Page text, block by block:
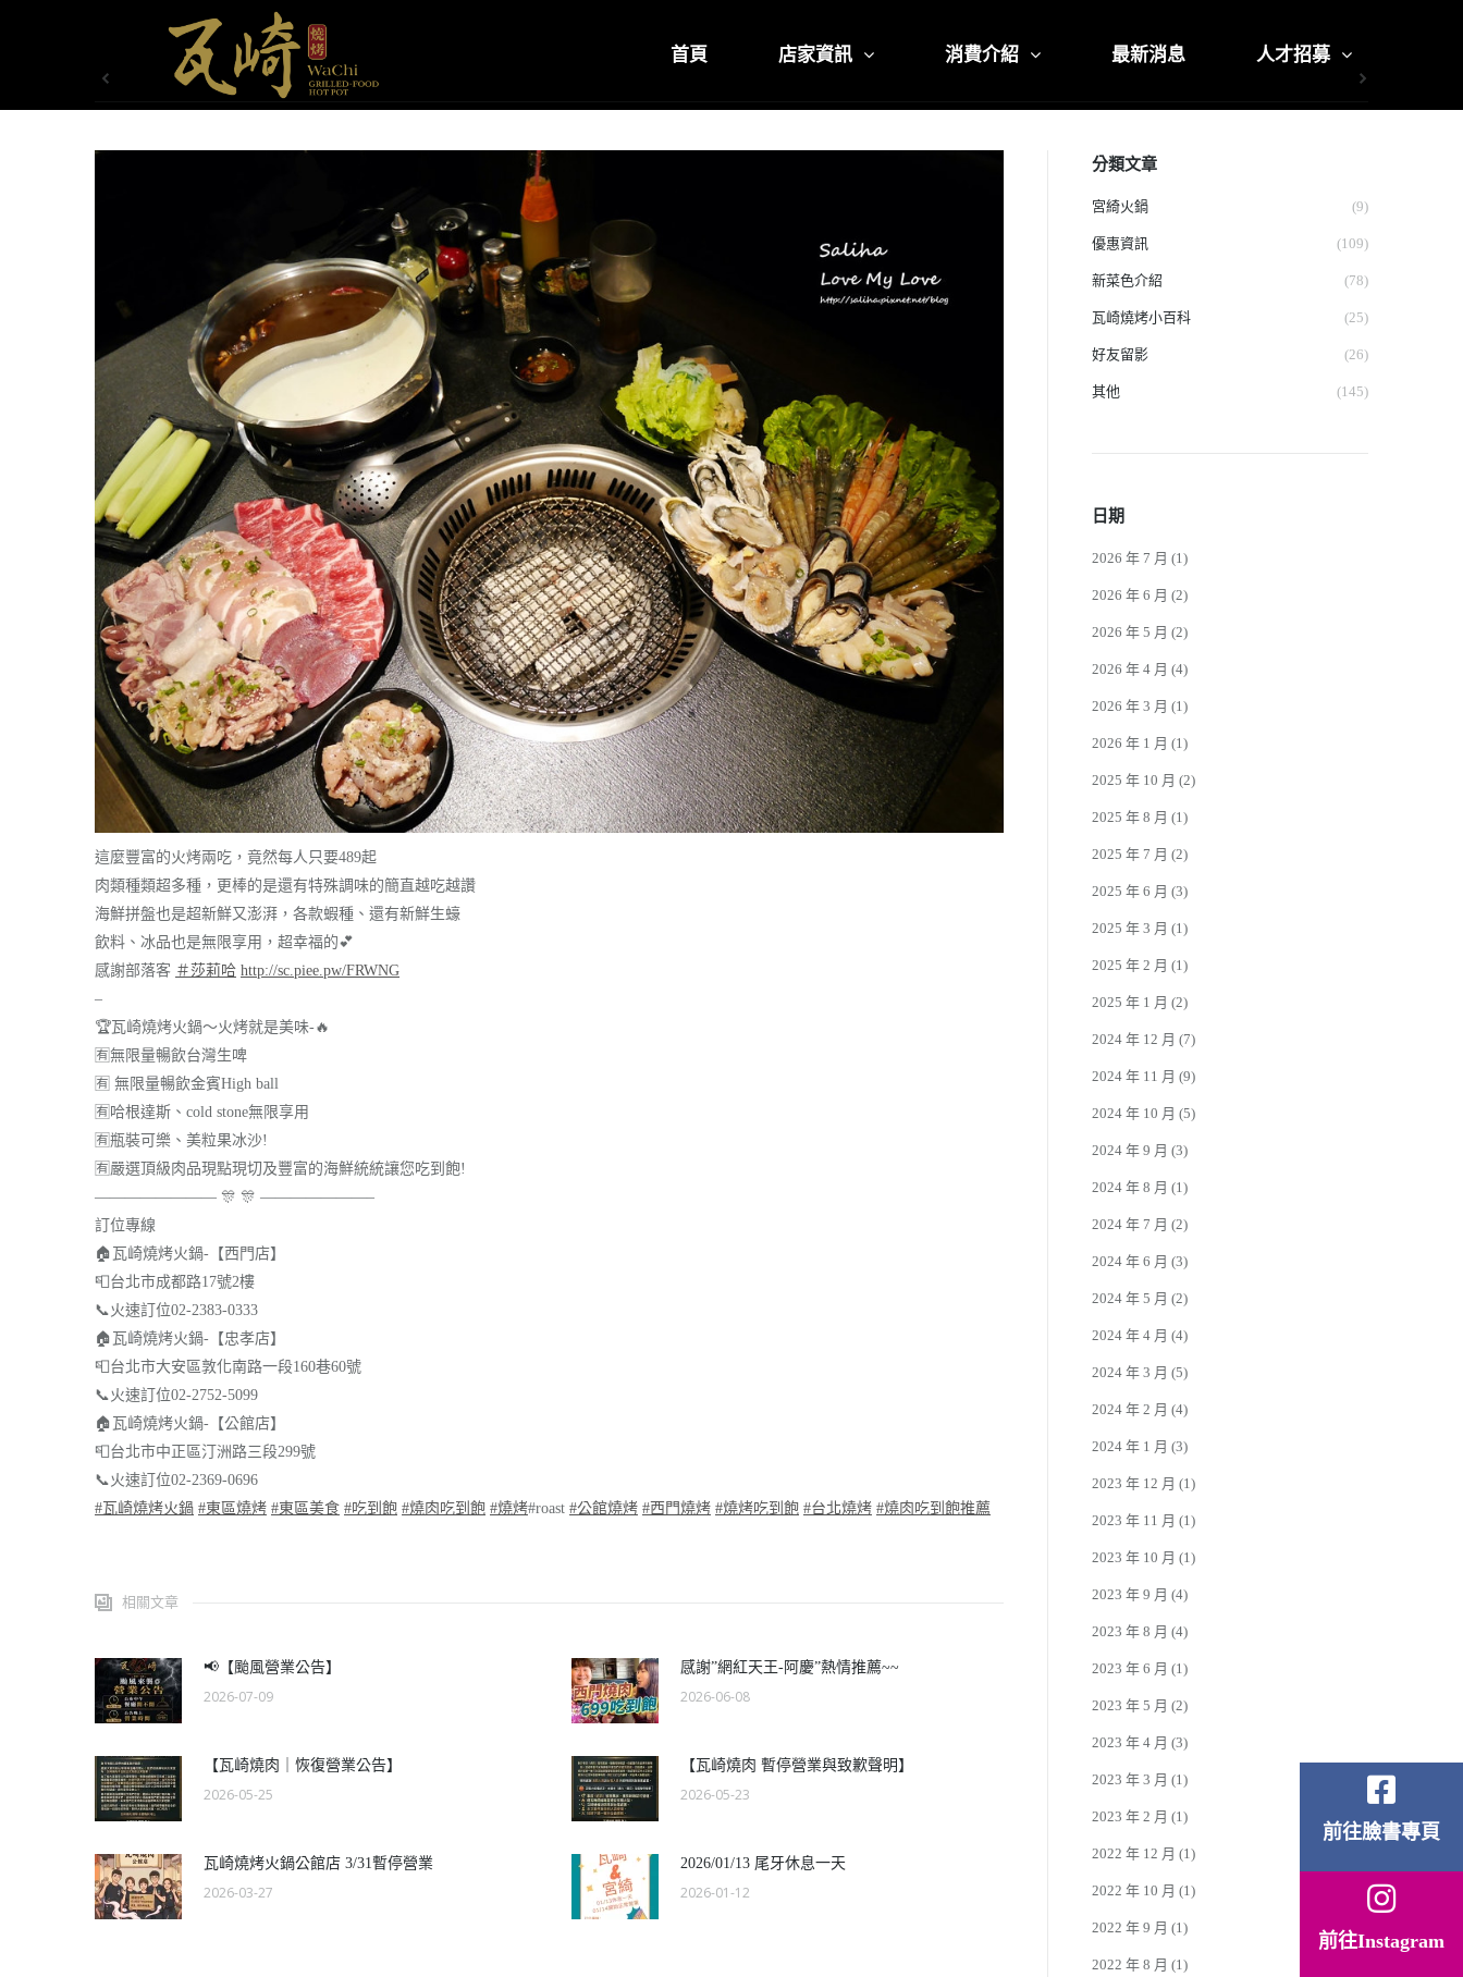
首頁 店家資訊 消費介紹 最新消息 人才招募
這麼豐富的火烤兩吃，竟然每人只要489起
肉類種類超多種，更棒的是還有特殊調味的簡直越吃越讚
海鮮拼盤也是超新鮮又澎湃，各款蝦種、還有新鮮生蠔
飲料、冰品也是無限享用，超幸福的💕
感謝部落客 ＃莎莉哈 http://sc.piee.pw/FRWNG
–
🏆 瓦崎燒烤火鍋～火烤就是美味-🔥
🈶無限量暢飲台灣生啤
🈶 無限量暢飲金賓High ball
🈶 哈根達斯、cold stone無限享用
🈶瓶裝可樂、美粒果冰沙!
🈶 嚴選頂級肉品現點現切及豐富的海鮮統統讓您吃到飽!
———————— 🎊 🎊 ———————–
訂位專線
🏠 瓦崎燒烤火鍋-【西門店】
📮 台北市成都路17號2樓
📞火速訂位02-2383-0333
🏠 瓦崎燒烤火鍋-【忠孝店】
📮 台北市大安區敦化南路一段160巷60號
📞火速訂位02-2752-5099
🏠 瓦崎燒烤火鍋-【公館店】
📮 台北市中正區汀洲路三段299號
📞火速訂位02-2369-0696
# 瓦崎燒烤火鍋 #東區燒烤 #東區美食 #吃到飽 #燒肉吃到飽 #燒烤#roast #公館燒烤 #西門燒烤 #燒烤吃到飽 #台北燒烤 #燒肉吃到飽推薦
相關文章
📢【颱風營業公告】
2026-07-09
感謝”網紅天王-阿慶”熱情推薦~~
2026-06-08
【瓦崎燒肉｜恢復營業公告】
2026-05-25
【瓦崎燒肉 暫停營業與致歉聲明】
2026-05-23
瓦崎燒烤火鍋公館店 3/31暫停營業
2026-03-27
2026/01/13 尾牙休息一天
2026-01-12
分類文章
宮綺火鍋 (9)
優惠資訊 (109)
新菜色介紹 (78)
瓦崎燒烤小百科 (25)
好友留影 (26)
其他 (145)
日期
2026 年 7 月 (1)
2026 年 6 月 (2)
2026 年 5 月 (2)
2026 年 4 月 (4)
2026 年 3 月 (1)
2026 年 1 月 (1)
2025 年 10 月 (2)
2025 年 8 月 (1)
2025 年 7 月 (2)
2025 年 6 月 (3)
2025 年 3 月 (1)
2025 年 2 月 (1)
2025 年 1 月 (2)
2024 年 12 月 (7)
2024 年 11 月 (9)
2024 年 10 月 (5)
2024 年 9 月 (3)
2024 年 8 月 (1)
2024 年 7 月 (2)
2024 年 6 月 (3)
2024 年 5 月 (2)
2024 年 4 月 (4)
2024 年 3 月 (5)
2024 年 2 月 (4)
2024 年 1 月 (3)
2023 年 12 月 (1)
2023 年 11 月 (1)
2023 年 10 月 (1)
2023 年 9 月 (4)
2023 年 8 月 (4)
2023 年 6 月 (1)
2023 年 5 月 (2)
2023 年 4 月 (3)
2023 年 3 月 (1)
2023 年 2 月 (1)
2022 年 12 月 (1)
2022 年 10 月 (1)
2022 年 9 月 (1)
2022 年 8 月 (1)
前往臉書專頁
前往Instagram